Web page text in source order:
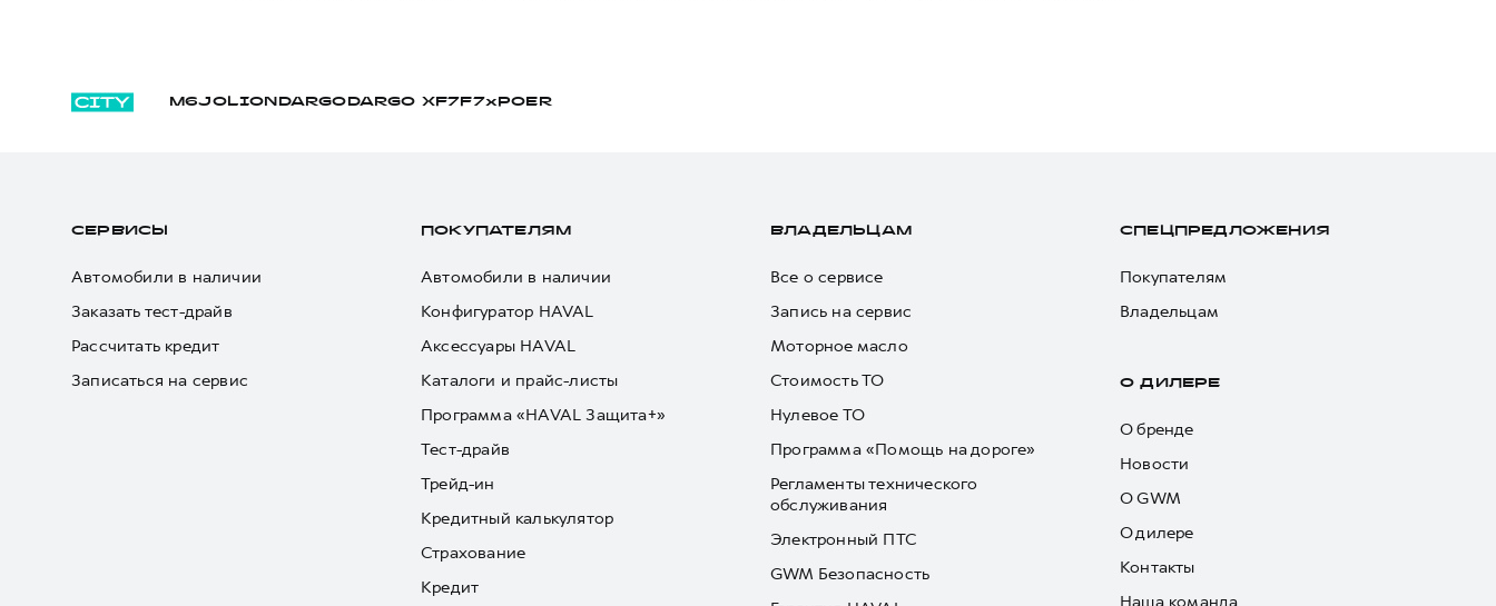
M6JOLION DARGO DARGO Х F7 F7x POER
СЕРВИСЫ
Автомобили в наличии
Заказать тест-драйв
Рассчитать кредит
Записаться на сервис
ПОКУПАТЕЛЯМ
Автомобили в наличии
Конфигуратор HAVAL
Аксессуары HAVAL
Каталоги и прайс-листы
Программа «HAVAL Защита+»
Тест-драйв
Трейд-ин
Кредитный калькулятор
Страхование
Кредит
ВЛАДЕЛЬЦАМ
Все о сервисе
Запись на сервис
Моторное масло
Стоимость ТО
Нулевое ТО
Программа «Помощь на дороге»
Регламенты технического
обслуживания
Электронный ПТС
GWM Безопасность
СПЕЦПРЕДЛОЖЕНИЯ
Покупателям
Владельцам
О ДИЛЕРЕ
О бренде
Новости
О GWM
О дилере
Контакты
Наша команда